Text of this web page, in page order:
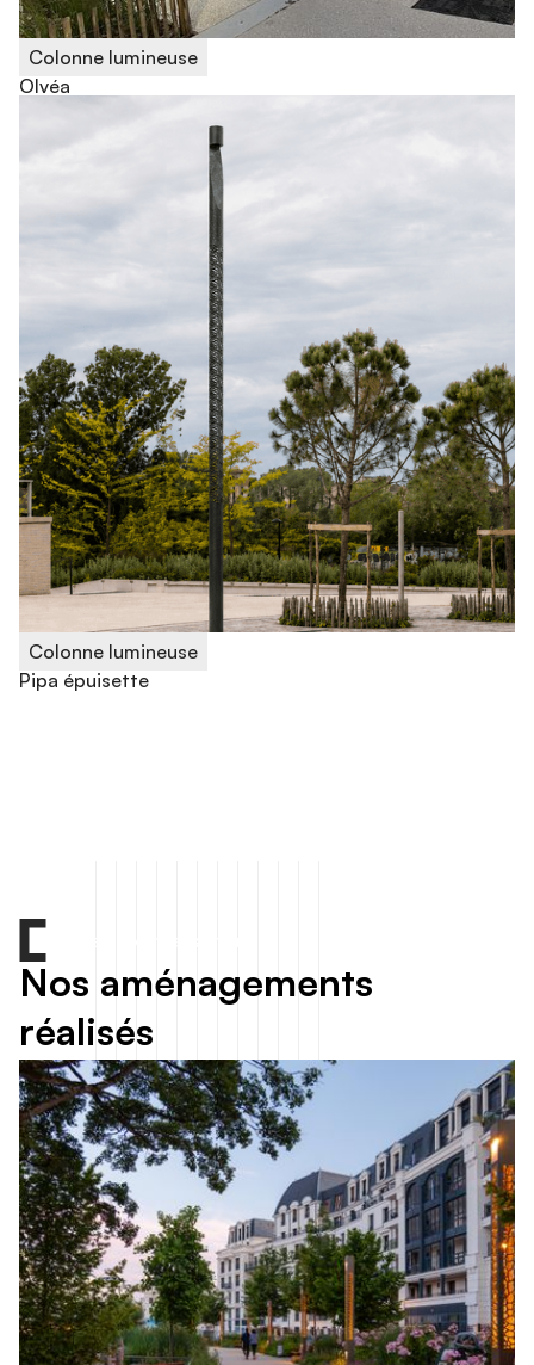
Colonne lumineuse
Olvéa
Colonne lumineuse
Pipa épuisette
Nos aménagements
réalisés